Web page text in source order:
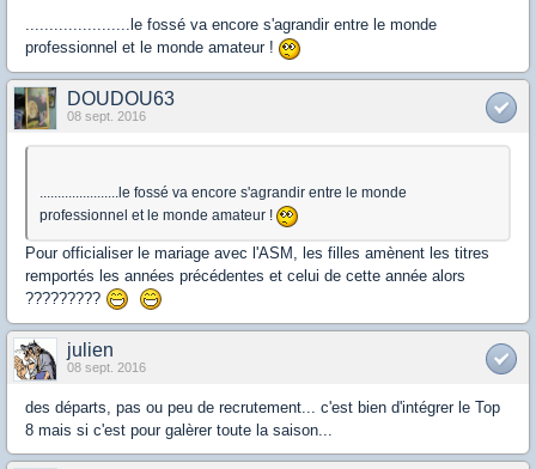
......................le fossé va encore s'agrandir entre le monde
professionnel et le monde amateur !
DOUDOU63
08 sept. 2016
......................le fossé va encore s'agrandir entre le monde
professionnel et le monde amateur !
Pour officialiser le mariage avec l'ASM, les filles amènent les titres
remportés les années précédentes et celui de cette année alors
?????????
julien
08 sept. 2016
des départs, pas ou peu de recrutement... c'est bien d'intégrer le Top
8 mais si c'est pour galèrer toute la saison...